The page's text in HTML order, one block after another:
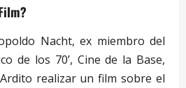
Nacht, ex miembro del
de los 70’, Cine de la Base,
realizar un film sobre el